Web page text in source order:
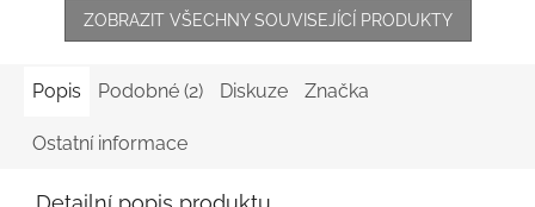
ZOBRAZIT VŠECHNY SOUVISEJÍCÍ PRODUKTY
Popis Podobné (2) Diskuze Značka
Ostatní informace